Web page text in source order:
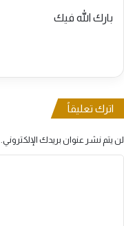
ل
بارك الله فيك
اترك تعليقاً
لن يتم نشر عنوان بريدك الإلكتروني.